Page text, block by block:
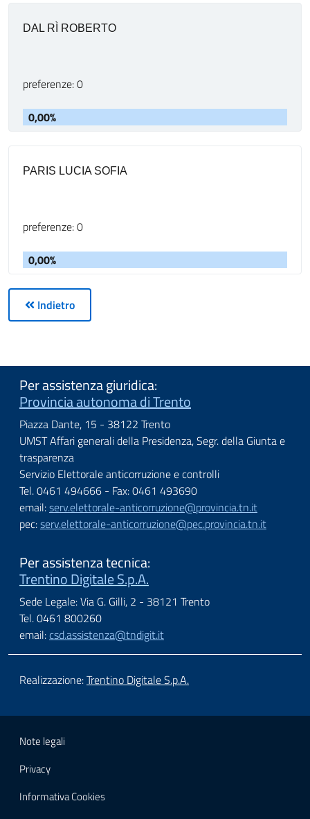
DAL RÌ ROBERTO
preferenze: 0
0,00%
PARIS LUCIA SOFIA
preferenze: 0
0,00%
Indietro
Per assistenza giuridica:
Provincia autonoma di Trento
Piazza Dante, 15 - 38122 Trento
UMST Affari generali della Presidenza, Segr. della Giunta e
trasparenza
Servizio Elettorale anticorruzione e controlli
Tel. 0461 494666 - Fax: 0461 493690
email:serv.elettorale-anticorruzione@provincia.tn.it
pec:serv.elettorale-anticorruzione@pec.provincia.tn.it
Per assistenza tecnica:
Trentino Digitale S.p.A.
Sede Legale: Via G. Gilli, 2 - 38121 Trento
Tel. 0461 800260
email: csd.assistenza@tndigit.it
Realizzazione:Trentino Digitale S.p.A.
Note legali
Privacy
Informativa Cookies